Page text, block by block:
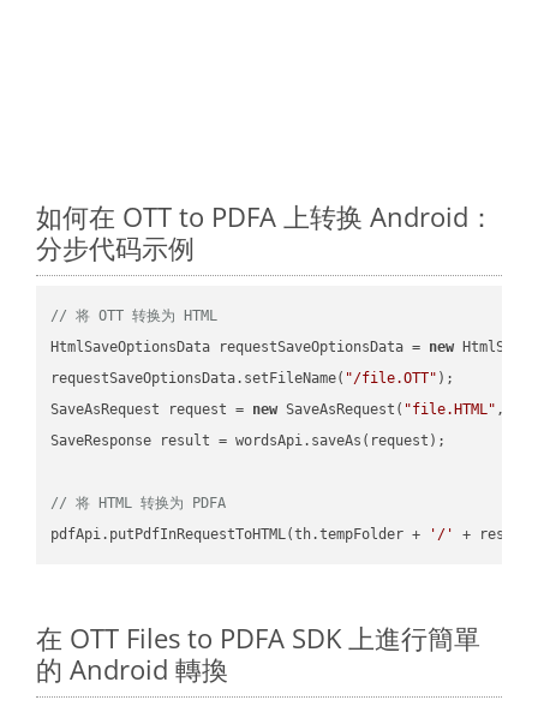
如何在 OTT to PDFA 上转换 Android：
分步代码示例
// 将 OTT 转换为 HTML
HtmlSaveOptionsData requestSaveOptionsData = new
requestSaveOptionsData.setFileName( "/file.OTT" );
SaveAsRequest request = new SaveAsRequest( "file.HTML"
SaveResponse result = wordsApi.saveAs(request);
// 将 HTML 转换为 PDFA
pdfApi.putPdfInRequestToHTML(th.tempFolder +
'/' +
在 OTT Files to PDFA SDK 上進行簡單
的 Android 轉換